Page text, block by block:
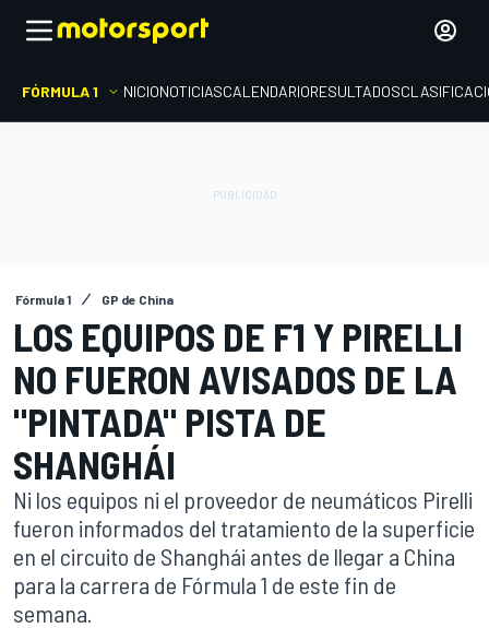
FÓRMULA 1 INICIONOTICIASCALENDARIORESULTADOS
Fórmula 1 GP de China
LOS EQUIPOS DE F1 Y PIRELLI
NO FUERON AVISADOS DE LA
"PINTADA" PISTA DE
SHANGHÁI
Ni los equipos ni el proveedor de neumáticos Pirelli
fueron informados del tratamiento de la superficie
en el circuito de Shanghái antes de llegar a China
para la carrera de Fórmula 1 de este fin de
semana.